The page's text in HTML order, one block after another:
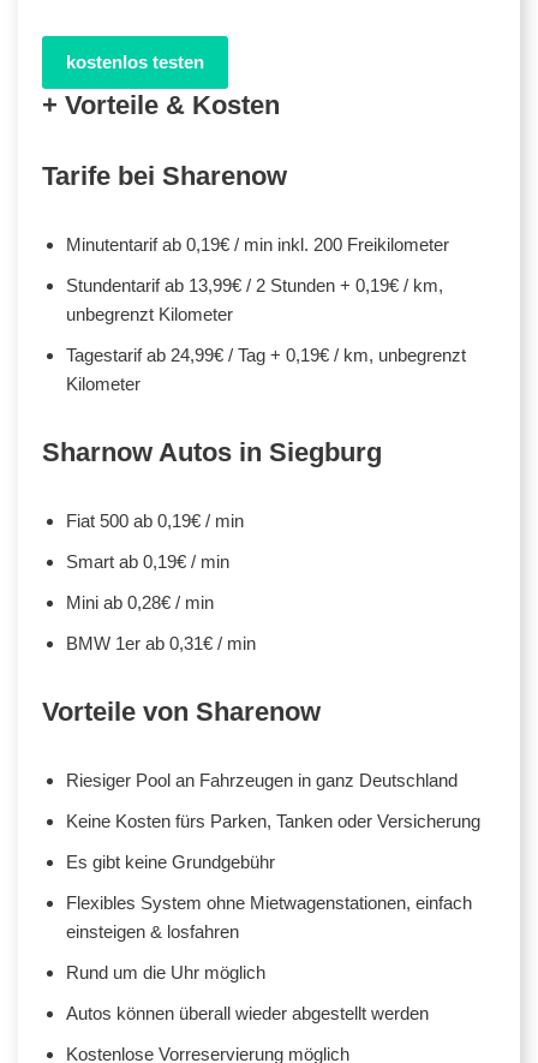
kostenlos testen
+ Vorteile & Kosten
Tarife bei Sharenow
Minutentarif ab 0,19€ / min inkl. 200 Freikilometer
Stundentarif ab 13,99€ / 2 Stunden + 0,19€ / km,
unbegrenzt Kilometer
Tagestarif ab 24,99€ / Tag + 0,19€ / km, unbegrenzt
Kilometer
Sharnow Autos in Siegburg
Fiat 500 ab 0,19€ / min
Smart ab 0,19€ / min
Mini ab 0,28€ / min
BMW 1er ab 0,31€ / min
Vorteile von Sharenow
Riesiger Pool an Fahrzeugen in ganz Deutschland
Keine Kosten fürs Parken, Tanken oder Versicherung
Es gibt keine Grundgebühr
Flexibles System ohne Mietwagenstationen, einfach
einsteigen & losfahren
Rund um die Uhr möglich
Autos können überall wieder abgestellt werden
Kostenlose Vorreservierung möglich